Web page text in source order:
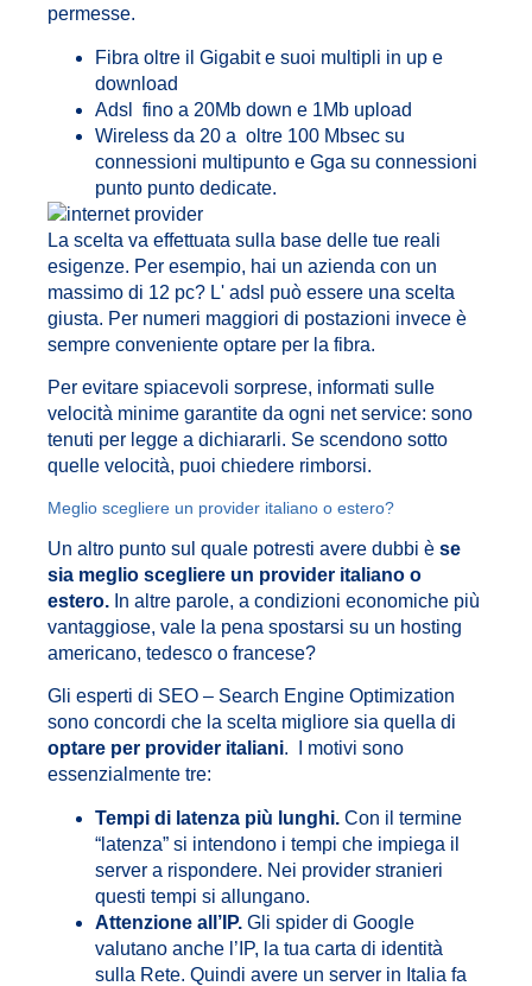
permesse.
Fibra oltre il Gigabit e suoi multipli in up e
download
Adsl fino a 20Mb down e 1Mb upload
Wireless da 20 a oltre 100 Mbsec su
connessioni multipunto e Gga su connessioni
punto punto dedicate.
La scelta va effettuata sulla base delle tue reali
esigenze. Per esempio, hai un azienda con un
massimo di 12 pc? L' adsl può essere una scelta
giusta. Per numeri maggiori di postazioni invece è
sempre conveniente optare per la fibra.
Per evitare spiacevoli sorprese, informati sulle
velocità minime garantite da ogni net service: sono
tenuti per legge a dichiararli. Se scendono sotto
quelle velocità, puoi chiedere rimborsi.
Meglio scegliere un provider italiano o estero?
Un altro punto sul quale potresti avere dubbi è se
sia meglio scegliere un provider italiano o
estero. In altre parole, a condizioni economiche più
vantaggiose, vale la pena spostarsi su un hosting
americano, tedesco o francese?
Gli esperti di SEO – Search Engine Optimization
sono concordi che la scelta migliore sia quella di
optare per provider italiani. I motivi sono
essenzialmente tre:
Tempi di latenza più lunghi. Con il termine
“latenza” si intendono i tempi che impiega il
server a rispondere. Nei provider stranieri
questi tempi si allungano.
Attenzione all’IP. Gli spider di Google
valutano anche l’IP, la tua carta di identità
sulla Rete. Quindi avere un server in Italia fa